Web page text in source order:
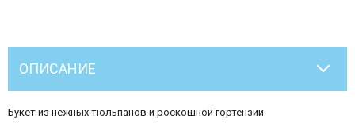
ОПИСАНИЕ
Букет из нежных тюльпанов и роскошной гортензии